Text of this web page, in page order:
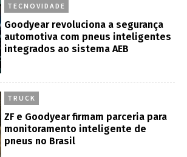
TECNOVIDADE
Goodyear revoluciona a segurança
automotiva com pneus inteligentes
integrados ao sistema AEB
TRUCK
ZF e Goodyear firmam parceria para
monitoramento inteligente de
pneus no Brasil